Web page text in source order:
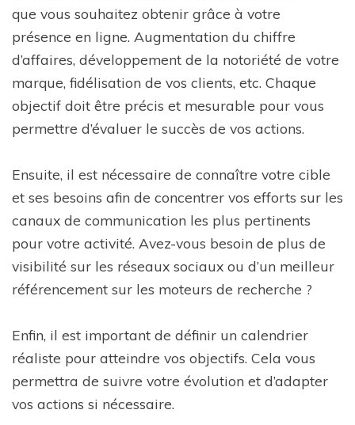
que vous souhaitez obtenir grâce à votre
présence en ligne. Augmentation du chiffre
d’affaires, développement de la notoriété de votre
marque, fidélisation de vos clients, etc. Chaque
objectif doit être précis et mesurable pour vous
permettre d’évaluer le succès de vos actions.
Ensuite, il est nécessaire de connaître votre cible
et ses besoins afin de concentrer vos efforts sur les
canaux de communication les plus pertinents
pour votre activité. Avez-vous besoin de plus de
visibilité sur les réseaux sociaux ou d’un meilleur
référencement sur les moteurs de recherche ?
Enfin, il est important de définir un calendrier
réaliste pour atteindre vos objectifs. Cela vous
permettra de suivre votre évolution et d’adapter
vos actions si nécessaire.